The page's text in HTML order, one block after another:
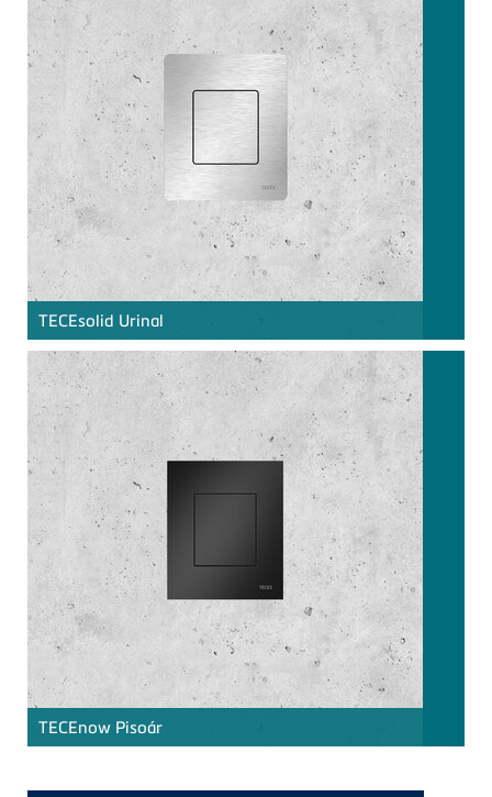
TECEsolid Urinal
TECEnow Pisoár